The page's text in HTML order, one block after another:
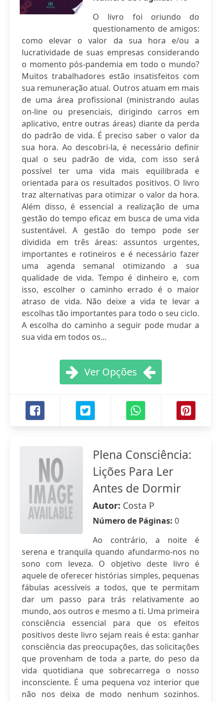
O livro foi oriundo do
questionamento de amigos:
como elevar o valor da sua hora e/ou a
lucratividade de suas empresas considerando
o momento pós-pandemia em todo o mundo?
Muitos trabalhadores estão insatisfeitos com
sua remuneração atual. Outros atuam em mais
de uma área profissional (ministrando aulas
on-line ou presenciais, dirigindo carros em
aplicativo, entre outras áreas) diante da perda
do padrão de vida. É preciso saber o valor da
sua hora. Ao descobri-la, é necessário definir
qual o seu padrão de vida, com isso será
possível ter uma vida mais equilibrada e
orientada para os resultados positivos. O livro
traz alternativas para otimizar o valor da hora.
Além disso, é essencial a realização de uma
gestão do tempo eficaz em busca de uma vida
sustentável. A gestão do tempo pode ser
dividida em três áreas: assuntos urgentes,
importantes e rotineiros e é necessário fazer
uma agenda semanal otimizando a sua
qualidade de vida. Tempo é dinheiro e, com
isso, escolher o caminho errado é o maior
atraso de vida. Não deixe a vida te levar a
escolhas tão importantes para todo o seu ciclo.
A escolha do caminho a seguir pode mudar a
sua vida em todos os...
Ver Opções
Plena Consciência:
Lições Para Ler
Antes de Dormir
Autor: Costa P
Número de Páginas: 0
Ao contrário, a noite é
serena e tranquila quando afundarmo-nos no
sono com leveza. O objetivo deste livro é
aquele de oferecer histórias simples, pequenas
fábulas acessíveis a todos, que te permitam
dar um passo para trás relativamente ao
mundo, aos outros e mesmo a ti. Uma primeira
consciência essencial para que os efeitos
positivos deste livro sejam reais é esta: ganhar
consciência das preocupações, das solicitações
que provenham de toda a parte, do peso da
vida quotidiana que sobrecarrega o nosso
inconsciente. É uma pequena voz interior que
não nos deixa de modo nenhum sozinhos.